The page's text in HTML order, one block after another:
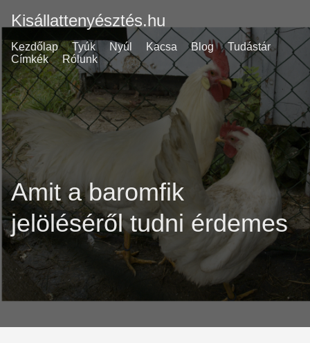
Kisállattenyésztés.hu
Kezdőlap Tyúk Nyúl Kacsa Blog
Tudástár
Címkék
Rólunk
Amit a baromfik
jelöléséről tudni érdemes